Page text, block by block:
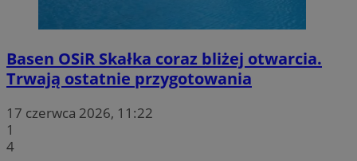
Basen OSiR Skałka coraz bliżej otwarcia.
Trwają ostatnie przygotowania
17 czerwca 2026, 11:22
1
4